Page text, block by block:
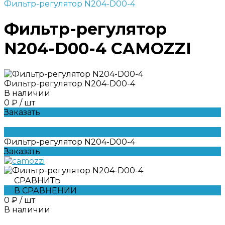
Фильтр-регулятор N204-D00-4
Фильтр-регулятор
N204-D00-4 CAMOZZI
Фильтр-регулятор N204-D00-4
В наличии
0 ₽ / шт
Заказать
Фильтр-регулятор N204-D00-4
Заказать
СРАВНИТЬ
В СРАВНЕНИИ
0 ₽ / шт
В наличии